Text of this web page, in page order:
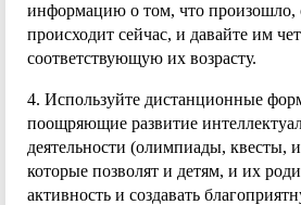
информацию о том, что произошло,
происходит сейчас, и давайте им
соответствующую их возрасту.
4. Используйте дистанционные
поощряющие развитие
деятельности (олимпиады, квесты,
которые позволят и детям, и их
активность и создавать